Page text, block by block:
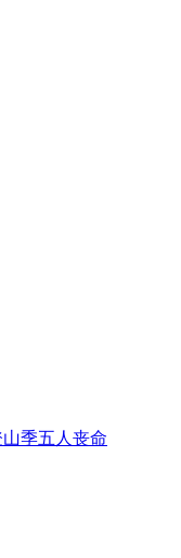
季五人丧命